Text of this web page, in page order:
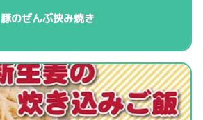
豚のぜんぶ挟み焼き